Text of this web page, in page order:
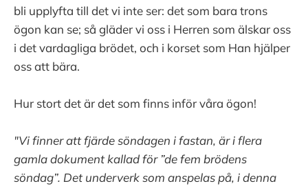
bli upplyfta till det vi inte ser: det som bara trons
ögon kan se; så gläder vi oss i Herren som älskar oss
i det vardagliga brödet, och i korset som Han hjälper
oss att bära.
Hur stort det är det som finns inför våra ögon!
"Vi finner att fjärde söndagen i fastan, är i flera
gamla dokument kallad för ”de fem brödens
söndag”. Det underverk som anspelas på, i denna